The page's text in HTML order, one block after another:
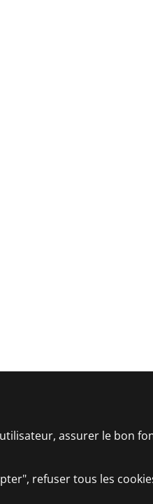
assurer le bon
refuser tous les